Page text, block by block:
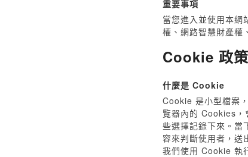
重要事項
當您進入並使用本網
權、網路智慧財產權
Cookie 政策
什麼是 Cookie
Cookie 是小型檔案
覽器內的 Cookies，
些選擇記錄下來。當
容來判斷使用者，送
我們使用 Cookie 執